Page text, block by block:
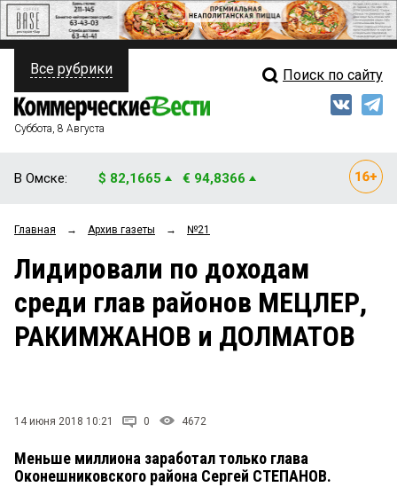
ПОЛИТИКА
ФИНАНСЫ
ОБЩЕСТВО
ЗАКОН
НОВОСТИ КОМПАНИЙ
Свежий выпуск
Рейтинги
Блоги
Архив
Все рубрики Поиск по сайту
Суббота, 8 Августа
В Омске: $ 82,1665 € 94,8366
Главная → Архив газеты → №21
Лидировали по доходам
среди глав районов МЕЦЛЕР,
РАКИМЖАНОВ и ДОЛМАТОВ
14 июня 2018 10:21 0 4672
Меньше миллиона заработал только глава
Оконешниковского района Сергей СТЕПАНОВ.